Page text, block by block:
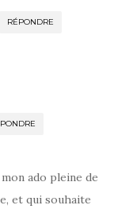
RÉPONDRE
ado pleine de
et qui souhaite